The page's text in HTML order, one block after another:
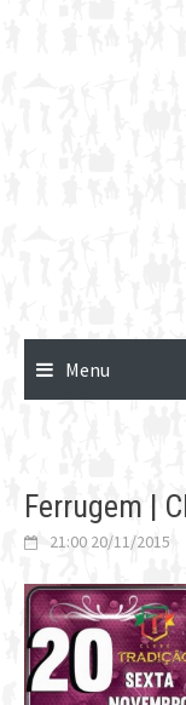
Menu
Ferrugem |
21:00 20/11/2015